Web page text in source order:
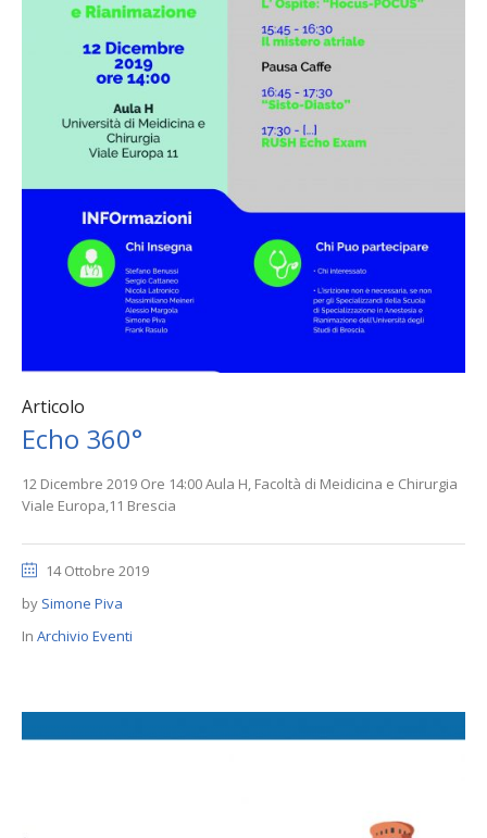
Articolo
Echo 360°
12 Dicembre 2019 Ore 14:00 Aula H, Facoltà di Meidicina e Chirurgia
Viale Europa,11 Brescia
14 Ottobre 2019
by Simone Piva
In Archivio Eventi